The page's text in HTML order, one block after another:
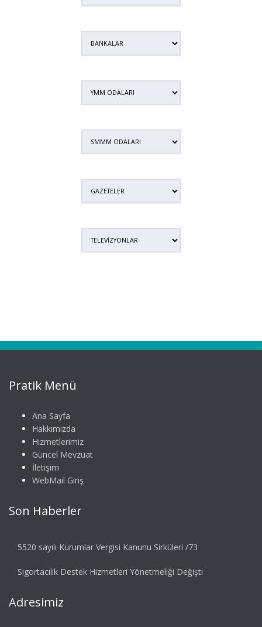
Pratik Menü
Ana Sayfa
Hakkımızda
Hizmetlerimiz
Güncel Mevzuat
İletişim
WebMail Giriş
Son Haberler
5520 sayılı Kurumlar Vergisi Kanunu Sirküleri /73
Sigortacılık Destek Hizmetleri Yönetmeliği Değişti
Adresimiz